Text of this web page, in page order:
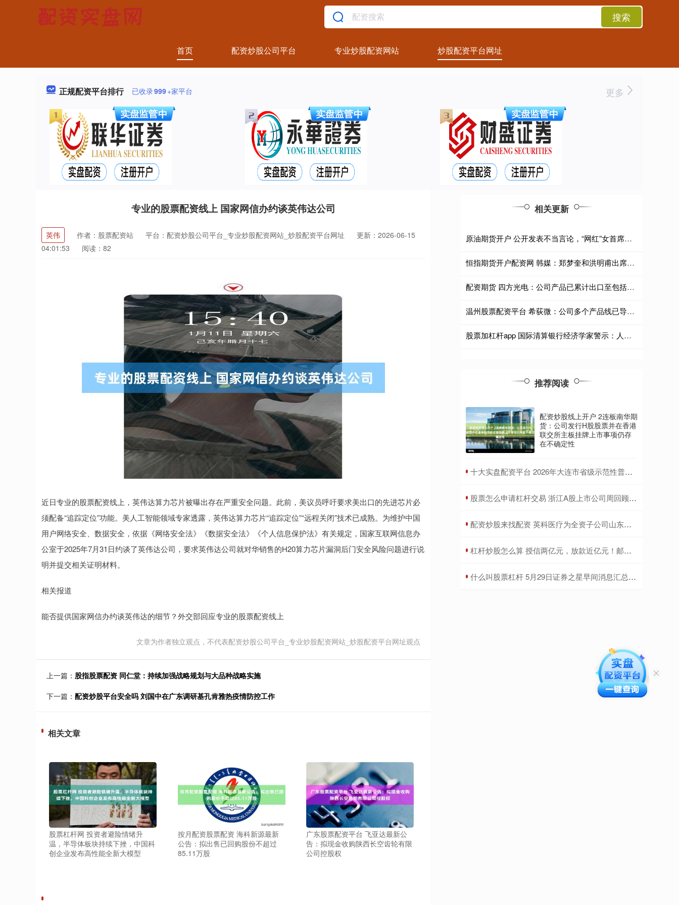
搜索
首页 配资炒股公司平台 专业炒股配资网站 炒股配资平台网址
正规配资平台排行 已收录999+家平台 更多
专业的股票配资线上 国家网信办约谈英伟达公司
英伟 作者：股票配资站 平台：配资炒股公司平台_专业炒股配资网站_炒股配资平台网址
更新：2026-06-15
04:01:53
阅读：82
近日专业的股票配资线上，英伟达算力芯片被曝出存在严重安全问题。此前，美议员呼吁要求美出口的先进芯片必
须配备“追踪定位”功能。美人工智能领域专家透露，英伟达算力芯片“追踪定位”“远程关闭”技术已成熟。为维护中国
用户网络安全、数据安全，依据《网络安全法》《数据安全法》《个人信息保护法》有关规定，国家互联网信息办
公室于2025年7月31日约谈了英伟达公司，要求英伟达公司就对华销售的H20算力芯片漏洞后门安全风险问题进行说
明并提交相关证明材料。
相关报道
能否提供国家网信办约谈英伟达的细节？外交部回应专业的股票配资线上
文章为作者独立观点，不代表配资炒股公司平台_专业炒股配资网站_炒股配资平台网址观点
上一篇： 股指股票配资 同仁堂：持续加强战略规划与大品种战略实施
下一篇： 配资炒股平台安全吗 刘国中在广东调研基孔肯雅热疫情防控工作
相关文章
股票杠杆网 投资者避险情绪升
温，半导体板块持续下挫，中国科
创企业发布高性能全新大模型
按月配资股票配资 海科新源最新
公告：拟出售已回购股份不超过
85.11万股
广东股票配资平台 飞亚达最新公
告：拟现金收购陕西长空齿轮有限
公司控股权
相关更新
原油期货开户 公开发表不当言论，“网红”女首席被处罚
恒指期货开户配资网 韩媒：郑梦奎和洪明甫出席国会听证会，就韩国队世界杯失利致歉
配资期货 四方光电：公司产品已累计出口至包括欧洲在内的全球80多个国家和地区
温州股票配资平台 希荻微：公司多个产品线已导入小米、三星等全球头部终端厂商的供应链体系
股票加杠杆app 国际清算银行经济学家警示：人工智能热潮加大货币政策失当风险
推荐阅读
配资炒股线上开户 2连板南华期
货：公司发行H股股票并在香港
联交所主板挂牌上市事项仍存
在不确定性
​十大实盘配资平台 2026年大连市省级示范性普通高中新生报到时间方式及咨询电话公布
​股票怎么申请杠杆交易 浙江A股上市公司周回顾（第81期）
​配资炒股来找配资 英科医疗为全资子公司山东英科提供6000万元担保，累计担保授信余额达127亿元
​杠杆炒股怎么算 授信两亿元，放款近亿元！邮储银行韶关市分行助力翁源兰花新春绽放
​什么叫股票杠杆 5月29日证券之星早间消息汇总：事关城市更新，国务院印发重磅规划